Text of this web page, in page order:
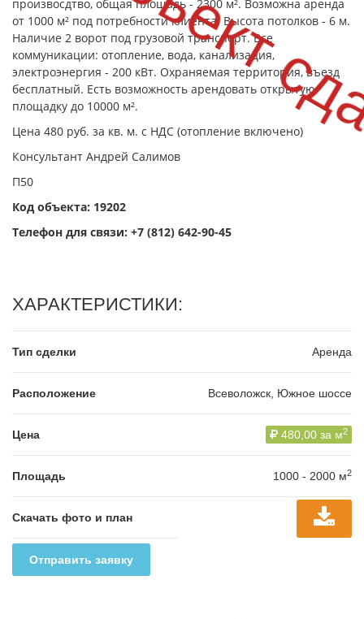
произвосдтво, общая площадь - 2300 м². Возможна аренда
от 1000 м² под потребности клиента. Высота потолков - 6 м.
Наличие 2 ворот под грузовой транспорт. Все
коммуникации: отопление, вода, канализация,
электроэнергия - 200 кВт. Охраняемая территория, въезд
бесплатный. Есть возможность арендовать открытую
площадку до 10000 м².
Цена 480 руб. за кв. м. с НДС (отопление включено)
Консультант Андрей Салимов
П50
Код объекта: 19202
Телефон для связи: +7 (812) 642-90-45
ХАРАКТЕРИСТИКИ:
Тип сделки Аренда
Расположение Всеволожск, Южное шоссе
Цена 480,00 за м2
Площадь 1000 - 2000 м2
Скачать фото и план
Отправить заявку